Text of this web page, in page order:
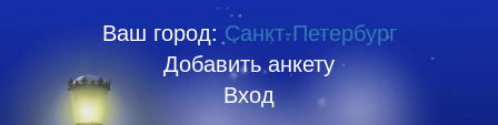
Ваш город: Санкт-Петербург
Добавить анкету
Вход